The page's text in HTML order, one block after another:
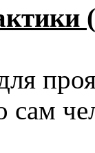
сам